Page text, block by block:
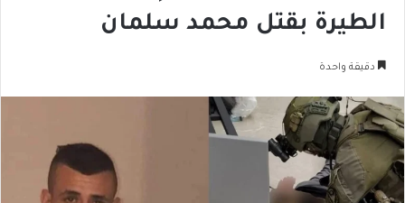
الطيرة بقتل محمد سلمان
دقيقة واحدة